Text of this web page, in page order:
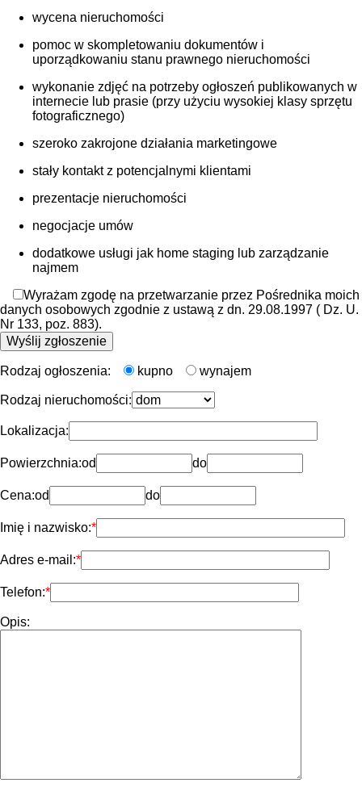
wycena nieruchomości
pomoc w skompletowaniu dokumentów i
uporządkowaniu stanu prawnego nieruchomości
wykonanie zdjęć na potrzeby ogłoszeń publikowanych w
internecie lub prasie (przy użyciu wysokiej klasy sprzętu
fotograficznego)
szeroko zakrojone działania marketingowe
stały kontakt z potencjalnymi klientami
prezentacje nieruchomości
negocjacje umów
dodatkowe usługi jak home staging lub zarządzanie
najmem
Wyrażam zgodę na przetwarzanie przez Pośrednika moich
danych osobowych zgodnie z ustawą z dn. 29.08.1997 ( Dz. U.
Nr 133, poz. 883).
Rodzaj ogłoszenia: kupno wynajem
Rodzaj nieruchomości:
Lokalizacja:
Powierzchnia:od do
Cena:od do
Imię i nazwisko:
Adres e-mail:
Telefon:
Opis: